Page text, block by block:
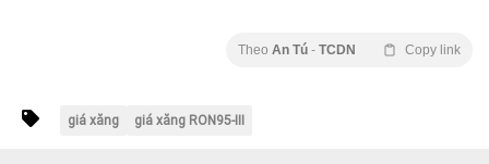
Theo An Tú - TCDN Copy link
giá xăng giá xăng RON95-III